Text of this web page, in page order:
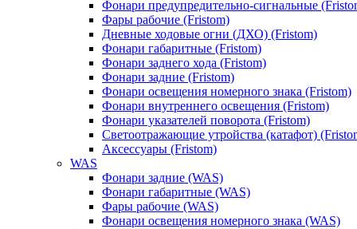
Фонари предупредительно-сигнальные
Фары рабочие (Fristom)
Дневные ходовые огни (ДХО) (Fristom)
Фонари габаритные (Fristom)
Фонари заднего хода (Fristom)
Фонари задние (Fristom)
Фонари освещения номерного знака (Fristom)
Фонари внутреннего освещения (Fristom)
Фонари указателей поворота (Fristom)
Светоотражающие утройства (катафот)
Аксессуары (Fristom)
WAS
Фонари задние (WAS)
Фонари габаритные (WAS)
Фары рабочие (WAS)
Фонари освещения номерного знака (WAS)